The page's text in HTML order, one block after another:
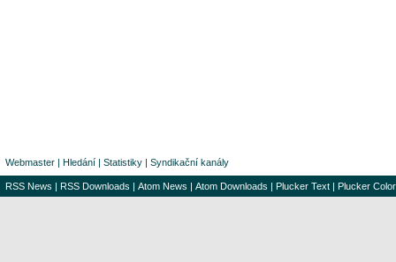
Webmaster | Hledání | Statistiky | Syndikační kanály
RSS News | RSS Downloads | Atom News | Atom Downloads | Plucker Text | Plucker Color